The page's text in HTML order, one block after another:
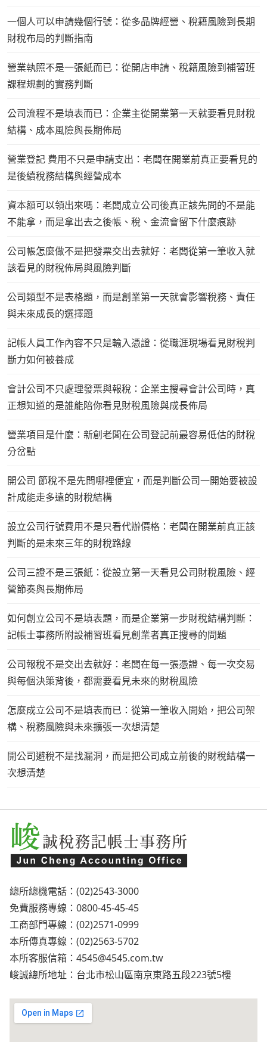
一個人可以申請幾個行號：從多品牌經營、稅籍風險到長期
財稅布局的判斷指南
營業執照不是一張紙而已：從開店申請、稅籍風險到補習班
課程規劃的實務判斷
公司流程不是填表而已：企業主從開業第一天就要看見財稅
結構、成本風險與長期佈局
營業登記 費用不只是申請支出：老闆在開業前真正要看見的
是後續稅務結構與經營成本
資本額可以領出來嗎：老闆成立公司後真正該先問的不是能
不能拿，而是拿出去之後帳、稅、金流會留下什麼痕跡
公司帳怎麼做不是把發票交出去就好：老闆從第一筆收入就
該看見的財稅佈局與風險判斷
公司類型不是表格題，而是創業第一天就會影響稅務、責任
與未來成長的選擇題
記帳人員工作內容不只是輸入憑證：從職涯現場看見財稅判
斷力如何被養成
會計公司不只處理發票與報稅：企業主搜尋會計公司時，真
正想知道的是誰能陪你看見財稅風險與成長佈局
營業項目是什麼：新創老闆在公司登記前最容易低估的財稅
分岔點
開公司 節稅不是先問哪裡便宜，而是判斷公司一開始要被設
計成能走多遠的財稅結構
設立公司行號費用不是只看代辦價格：老闆在開業前真正該
判斷的是未來三年的財稅路線
公司三證不是三張紙：從設立第一天看見公司財稅風險、經
營節奏與長期佈局
如何創立公司不是填表題，而是企業第一步財稅結構判斷：
記帳士事務所附設補習班看見創業者真正搜尋的問題
公司報稅不是交出去就好：老闆在每一張憑證、每一次交易
與每個決策背後，都需要看見未來的財稅風險
怎麼成立公司不是填表而已：從第一筆收入開始，把公司架
構、稅務風險與未來擴張一次想清楚
開公司避稅不是找漏洞，而是把公司成立前後的財稅結構一
次想清楚
總所總機電話：(02)2543-3000
免費服務專線：0800-45-45-45
工商部門專線：(02)2571-0999
本所傳真專線：(02)2563-5702
本所客服信箱： 4545@4545.com.tw
峻誠總所地址：台北市松山區南京東路五段223號5樓